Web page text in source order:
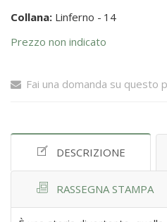
Collana: Linferno - 14
Prezzo non indicato
Fai una domanda su questo
DESCRIZIONE
RASSEGNA STAMPA